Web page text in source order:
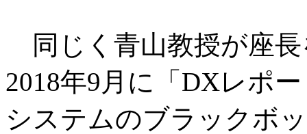
同じく青山教授が座
2018年9月に「DXレポ
システムのブラックボ